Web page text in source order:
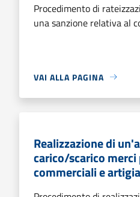
Procedimento di
una sanzione relativa al
VAI ALLA PAGINA
Realizzazione di
carico/scarico
commerciali e